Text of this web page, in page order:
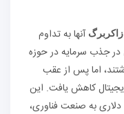
آنها به تداوم
جذب سرمایه در حوزه
اما پس از عقب
کاهش یافت. این
دلاری به صنعت فناوری،